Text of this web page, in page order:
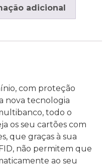
adicional
com proteção
nova tecnologia
todo o
os seu cartões com
que graças à sua
não permitem que
ao seu